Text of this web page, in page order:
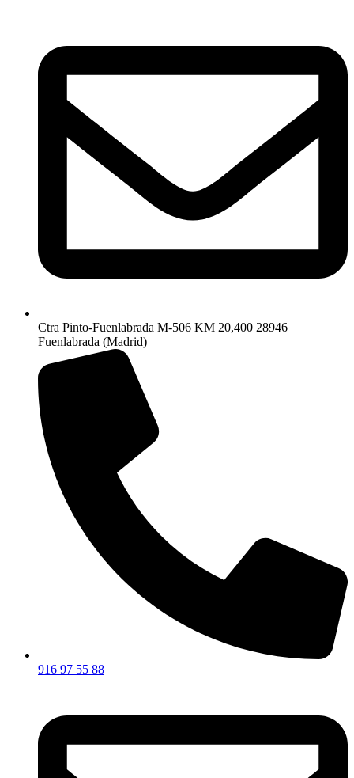
Ctra Pinto-Fuenlabrada M-506 KM 20,400 28946
Fuenlabrada (Madrid)
916 97 55 88